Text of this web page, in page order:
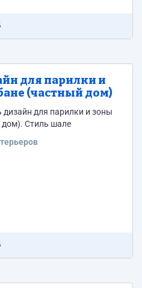
для парилки и
(частный дом)
для парилки и зоны
дом). Стиль шале